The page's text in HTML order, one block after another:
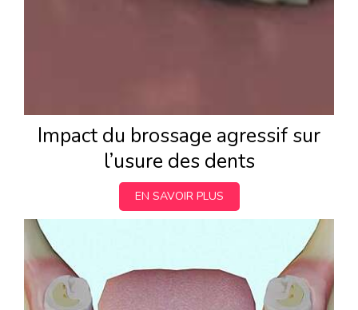
Impact du brossage agressif sur
l’usure des dents
EN SAVOIR PLUS